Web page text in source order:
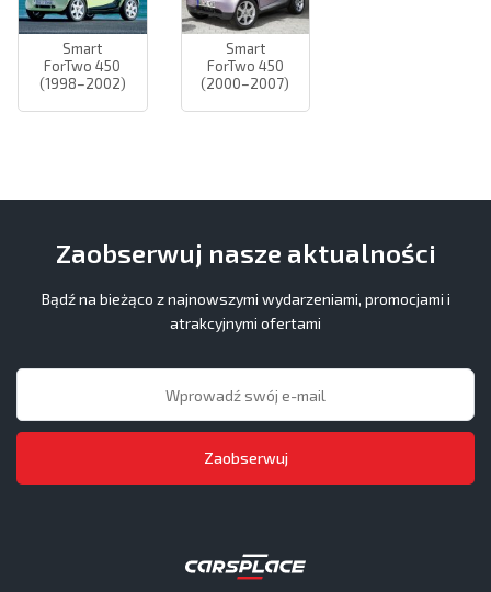
Smart
ForTwo 450
(1998–2002)
Smart
ForTwo 450
(2000–2007)
Zaobserwuj nasze aktualności
Bądź na bieżąco z najnowszymi wydarzeniami, promocjami i
atrakcyjnymi ofertami
Zaobserwuj